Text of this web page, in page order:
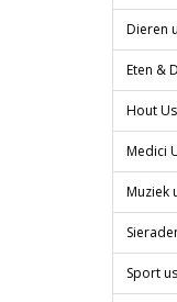
Dieren
Eten &
Hout
Medici
Muziek
Sport